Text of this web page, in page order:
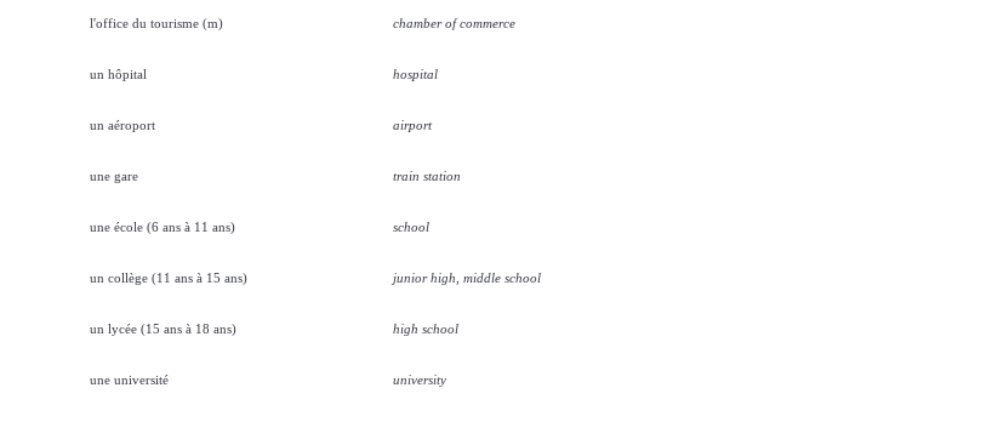
l'office du tourisme (m) chamber of commerce
un hôpital hospital
un aéroport airport
une gare train station
une école (6 ans à 11 ans) school
un collège (11 ans à 15 ans) junior high, middle school
un lycée (15 ans à 18 ans) high school
une université university